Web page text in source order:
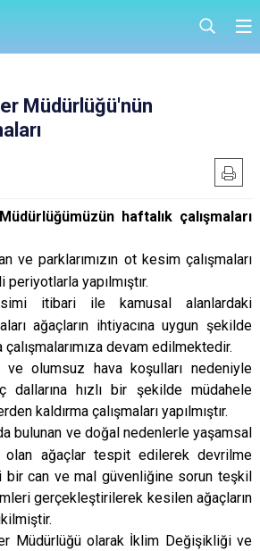
Müdürlüğü'nün
haftalık çalışmaları
ve parklarımızın ot kesim çalışmaları
yapılmıştır.
itibari ile kamusal alanlardaki
ağaçların ihtiyacına uygun şekilde
çalışmalarımıza devam edilmektedir.
olumsuz hava koşulları nedeniyle
dallarına hızlı bir şekilde müdahele
kaldırma çalışmaları yapılmıştır.
bulunan ve doğal nedenlerle yaşamsal
ağaçlar tespit edilerek devrilme
bir can ve mal güvenliğine sorun teşkil
gerçekleştirilerek kesilen ağaçların
Müdürlüğü olarak İklim Değişikliği ve